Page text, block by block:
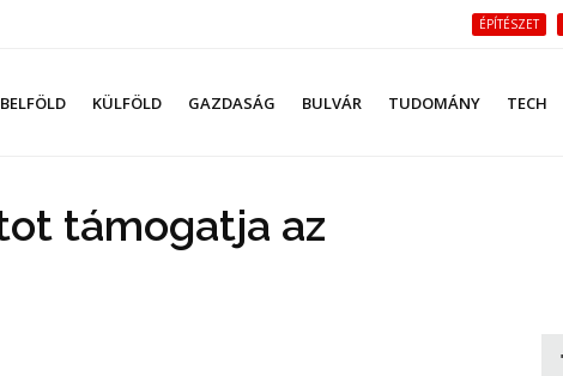
ÉPÍTÉSZET
BELFÖLD KÜLFÖLD GAZDASÁG BULVÁR TUDOMÁNY TECH
támogatja az